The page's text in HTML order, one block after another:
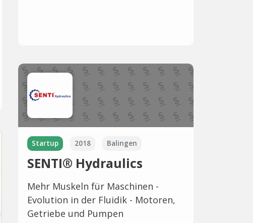
Startup 2018 Balingen
SENTI® Hydraulics
Mehr Muskeln für Maschinen -
Evolution in der Fluidik - Motoren,
Getriebe und Pumpen